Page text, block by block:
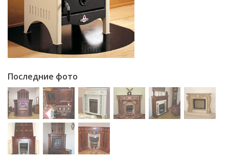
Последние фото